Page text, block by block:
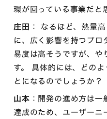
環が回っている事業だと
庄田 ： なるほど、熱量
に、広く影響を持つプ
易度は高そうですが、
す。 具体的には、どの
とになるのでしょうか？
山本 ：開発の進め方は
達成のため、ユーザーニ